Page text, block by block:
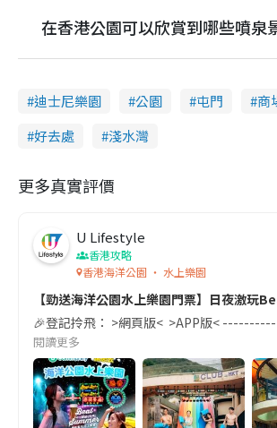
在香港公園可以欣賞到哪些噴泉
迪士尼樂園 公園 屯門 商
好去處
淺水灣
更多真實評價
U Lifestyle
香港攻略
香港海洋公園 ‧ 水上樂園
【勁送海洋公園水上樂園門票】日夜激玩
🎉登記拎飛： >網頁版< >APP版<
閱讀更多